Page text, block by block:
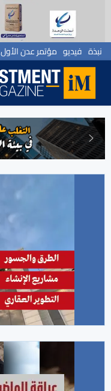
نبذة فيديو مؤتمر عدن الأول